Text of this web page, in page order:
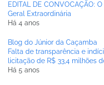
EDITAL DE CONVOCAÇÃO:
Geral Extraordinária
Há 4 anos
Blog do Júnior da Caçamba
Falta de transparência e
licitação de R$ 33,4 milhões
Há 5 anos